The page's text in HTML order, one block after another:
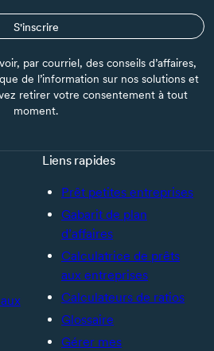
S'inscrire
par courriel, des conseils d’affaires,
de l’information sur nos solutions et
retirer votre consentement à tout
moment.
Liens rapides
Prêt petites entreprises
Gabarit de plan
d’affaires
Calculatrice de prêts
aux entreprises
Calculateurs de ratios
Glossaire
Gérer mes